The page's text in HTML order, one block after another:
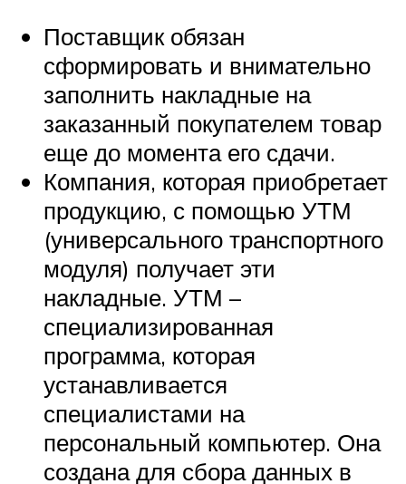
Поставщик обязан
сформировать и внимательно
заполнить накладные на
заказанный покупателем товар
еще до момента его сдачи.
Компания, которая приобретает
продукцию, с помощью УТМ
(универсального транспортного
модуля) получает эти
накладные. УТМ –
специализированная
программа, которая
устанавливается
специалистами на
персональный компьютер. Она
создана для сбора данных в